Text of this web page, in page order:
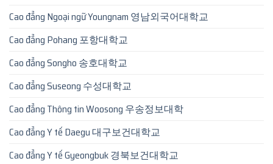
Cao đẳng Ngoại ngữ Youngnam 영남외국어대학교
Cao đẳng Pohang 포항대학교
Cao đẳng Songho 송호대학교
Cao đẳng Suseong 수성대학교
Cao đẳng Thông tin Woosong 우송정보대학
Cao đẳng Y tế Daegu 대구보건대학교
Cao đẳng Y tế Gyeongbuk 경북보건대학교